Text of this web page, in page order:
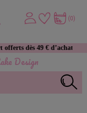
Design
dès 49 € d’achat
(0)